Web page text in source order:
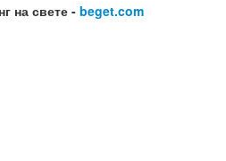
на свете -beget.com